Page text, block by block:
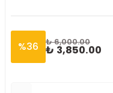
%36 ₺ 6,000.00
₺ 3,850.00